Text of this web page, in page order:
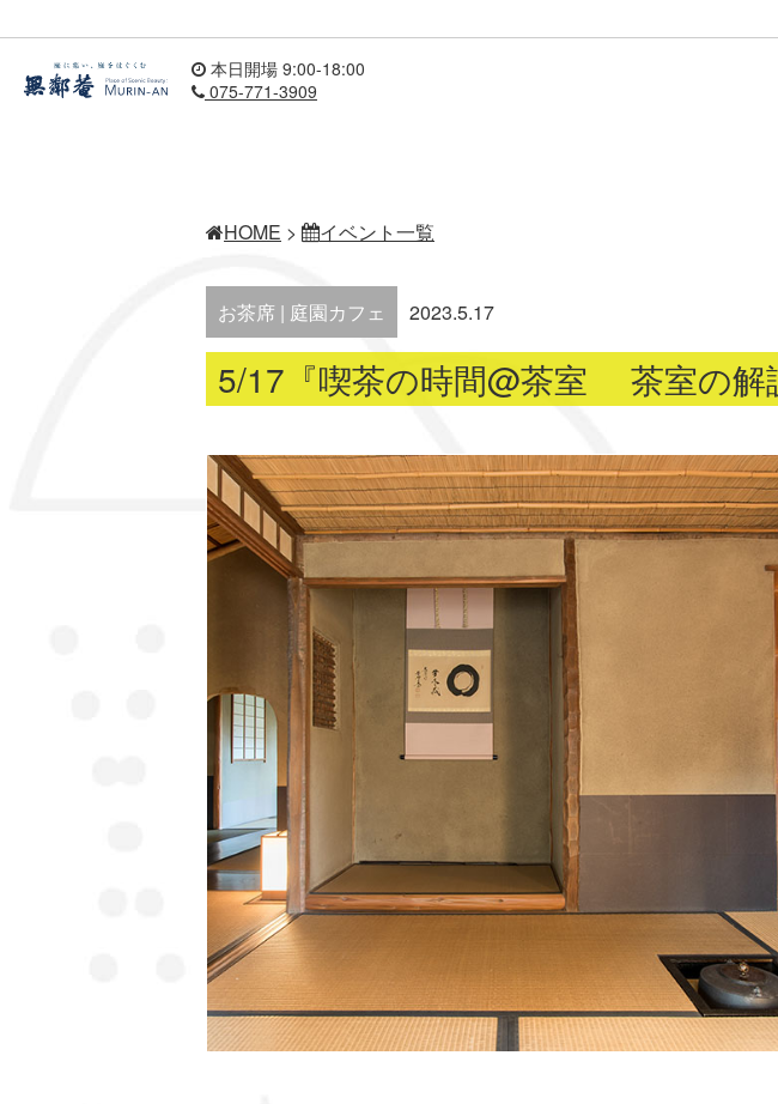
本日開場 9:00-18:00
075-771-3909
HOME > イベント一覧
お茶席 | 庭園カフェ 2023.5.17
5/17『喫茶の時間@茶室 茶室の解